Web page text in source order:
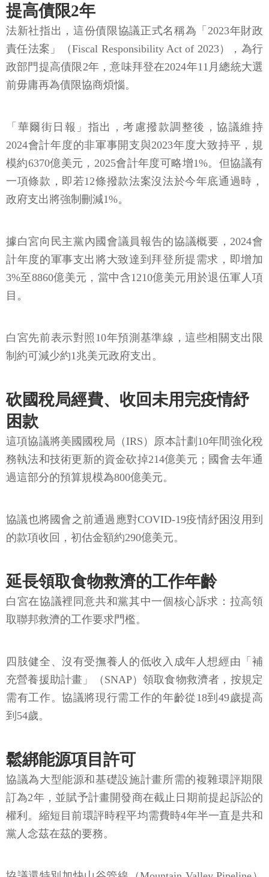
提高債限2年
法新社指出，這份債限協議正式名稱為「2023年財政
責任法案」（Fiscal Responsibility Act of 2023），為行
政部門提高債限2年，意味拜登在2024年11月總統大選
前毋庸再為債限協商煩惱。
「華爾街日報」指出，考慮撥款調整後，協議維持
2024會計年度的非軍事開支與2023年度大致持平，規
模約6370億美元，2025會計年度可略增1%。但協議有
一項條款，即若12條撥款法案沒法於今年底通過時，
政府支出將強制刪減1%。
據白宮向民主黨內國會議員報告的協議概要，2024會
計年度的軍事支出將大致達到拜登所提需求，即增加
3%至8860億美元，當中含1210億美元用於退伍軍人項
目。
白宮先前表示對照10年預測基準線，這些相關支出限
制約可減少約1兆美元政府支出。
砍國稅局經費、收回未用完疫情紓
困款
這項協議將美國國稅局（IRS）原本計劃10年間強化稅
務執法和技術更新的資金砍掉214億美元；國會去年通
過這部分的預算規模為800億美元。
協議也將國會之前通過應對COVID-19疫情紓困沒用到
的款項收回，初估金額約290億美元。
延長領取食物救濟的工作年齡
白宮在協議裡同意共和黨其中一個核心訴求：拉高領
取聯邦救濟的工作要求門檻。
四肢健全、沒有受撫養人的低收入成年人想經由「補
充營養援助計畫」（SNAP）領取食物救濟者，按規定
需有工作。協議將現行需工作的年齡從18到49歲提高
到54歲。
鬆綁能源項目許可
協議為大型能源和基礎設施計畫所需的複雜環評期限
訂為2年，並賦予計畫開發商在截止日期前提起訴訟的
權利。縮短目前環評時程平均需費時4年半一直是共和
黨人念茲在茲的要務。